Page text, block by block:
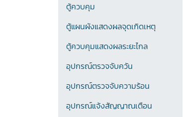
ตู้ควบคุม
ตู้แผนผังแสดงผลจุดเกิดเหตุ
ตู้ควบคุมแสดงผลระยะไกล
อุปกรณ์ตรวจจับควัน
อุปกรณ์ตรวจจับความร้อน
อุปกรณ์แจ้งสัญญาณเตือน